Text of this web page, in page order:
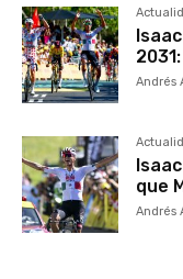
Andrés
que
Andrés